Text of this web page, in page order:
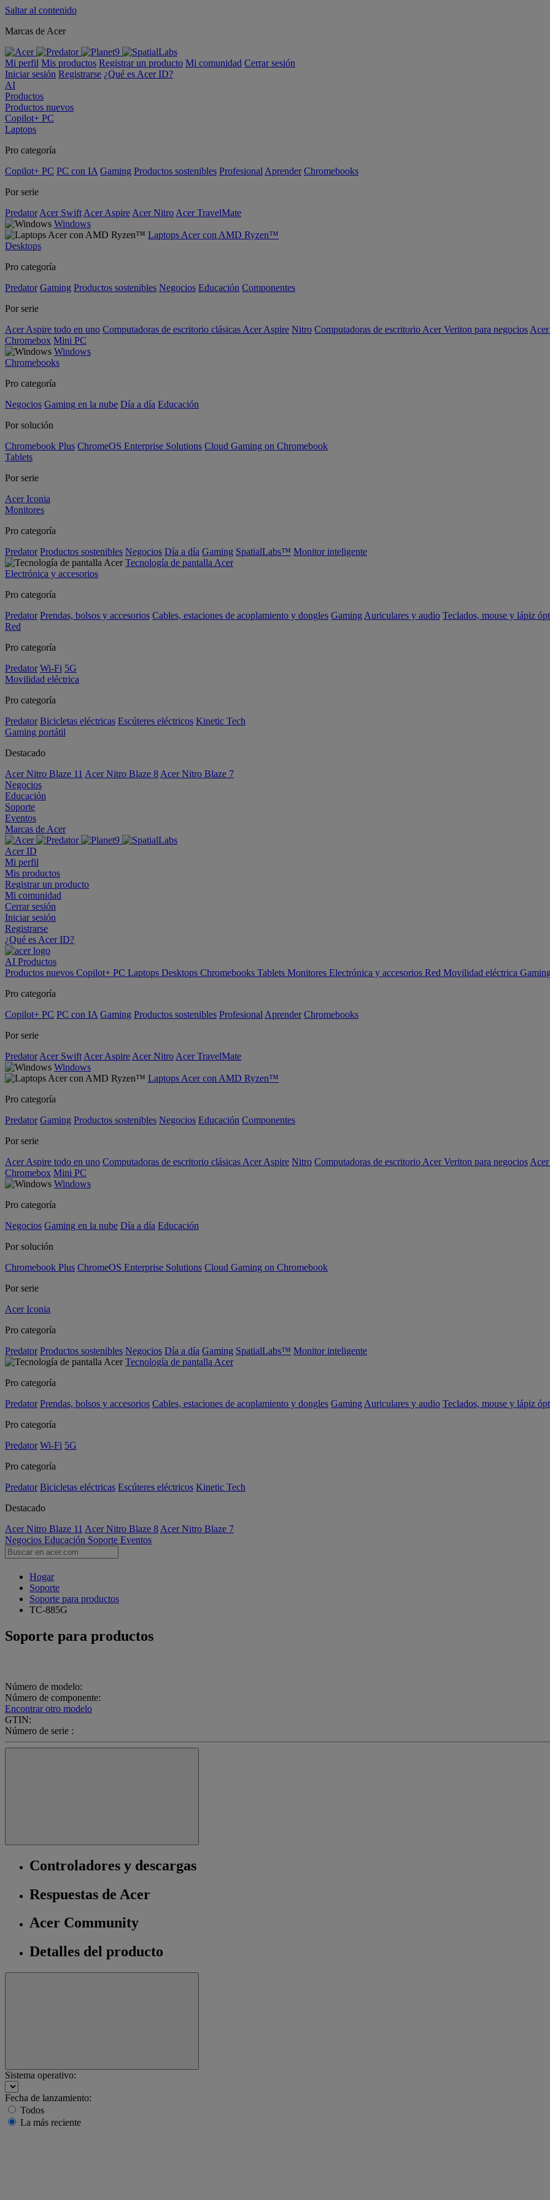
Saltar al contenido
Marcas de Acer
Mi perfil Mis productos Registrar un producto Mi comunidad Cerrar sesión
Iniciar sesión Registrarse ¿Qué es Acer ID?
AI
Productos
Productos nuevos
Copilot+ PC
Laptops
Pro categoría
Copilot+ PC PC con IA Gaming Productos sostenibles Profesional Aprender Chromebooks
Por serie
Predator Acer Swift Acer Aspire Acer Nitro Acer TravelMate
Windows
Laptops Acer con AMD Ryzen™
Desktops
Pro categoría
Predator Gaming Productos sostenibles Negocios Educación Componentes
Por serie
Acer Aspire todo en uno Computadoras de escritorio clásicas Acer Aspire Nitro Computadoras de escritorio Acer Veriton para negocios
Chromebox Mini PC
Windows
Chromebooks
Pro categoría
Negocios Gaming en la nube Día a día Educación
Por solución
Chromebook Plus ChromeOS Enterprise Solutions Cloud Gaming on Chromebook
Tablets
Por serie
Acer Iconia
Monitores
Pro categoría
Predator Productos sostenibles Negocios Día a día Gaming SpatialLabs™ Monitor inteligente
Tecnología de pantalla Acer
Electrónica y accesorios
Pro categoría
Predator Prendas, bolsos y accesorios Cables, estaciones de acoplamiento y dongles Gaming Auriculares y audio Teclados, mouse y lápiz
Red
Pro categoría
Predator Wi-Fi 5G
Movilidad eléctrica
Pro categoría
Predator Bicicletas eléctricas Escúteres eléctricos Kinetic Tech
Gaming portátil
Destacado
Acer Nitro Blaze 11 Acer Nitro Blaze 8 Acer Nitro Blaze 7
Negocios
Educación
Soporte
Eventos
Marcas de Acer
Acer ID
Mi perfil
Mis productos
Registrar un producto
Mi comunidad
Cerrar sesión
Iniciar sesión
Registrarse
¿Qué es Acer ID?
AI Productos
Productos nuevos Copilot+ PC Laptops Desktops Chromebooks Tablets Monitores Electrónica y accesorios Red Movilidad eléctrica
Pro categoría
Copilot+ PC PC con IA Gaming Productos sostenibles Profesional Aprender Chromebooks
Por serie
Predator Acer Swift Acer Aspire Acer Nitro Acer TravelMate
Windows
Laptops Acer con AMD Ryzen™
Pro categoría
Predator Gaming Productos sostenibles Negocios Educación Componentes
Por serie
Acer Aspire todo en uno Computadoras de escritorio clásicas Acer Aspire Nitro Computadoras de escritorio Acer Veriton para negocios
Chromebox Mini PC
Windows
Pro categoría
Negocios Gaming en la nube Día a día Educación
Por solución
Chromebook Plus ChromeOS Enterprise Solutions Cloud Gaming on Chromebook
Por serie
Acer Iconia
Pro categoría
Predator Productos sostenibles Negocios Día a día Gaming SpatialLabs™ Monitor inteligente
Tecnología de pantalla Acer
Pro categoría
Predator Prendas, bolsos y accesorios Cables, estaciones de acoplamiento y dongles Gaming Auriculares y audio Teclados, mouse y lápiz
Pro categoría
Predator Wi-Fi 5G
Pro categoría
Predator Bicicletas eléctricas Escúteres eléctricos Kinetic Tech
Destacado
Acer Nitro Blaze 11 Acer Nitro Blaze 8 Acer Nitro Blaze 7
Negocios Educación Soporte Eventos
Hogar
Soporte
Soporte para productos
TC-885G
Soporte para productos
Número de modelo:
Número de componente:
Encontrar otro modelo
GTIN:
Número de serie :
Controladores y descargas
Respuestas de Acer
Acer Community
Detalles del producto
Sistema operativo:
Fecha de lanzamiento:
Todos
La más reciente